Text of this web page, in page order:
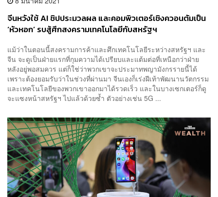
จีนหวังใช้ AI ชิปประมวลผล และคอมพิวเตอร์เชิงควอนตัมเป็น
‘หัวหอก’ รบสู้ศึกสงครามเทคโนโลยีกับสหรัฐฯ
แม้ว่าในตอนนี้สงครามการค้าและศึกเทคโนโลยีระหว่างสหรัฐฯ และ
จีน จะดูเป็นฝ่ายแรกที่กุมความได้เปรียบและแต้มต่อที่เหนือกว่าฝ่าย
หลังอยู่พอสมควร แต่ก็ใช่ว่าพวกเขาจะประมาทพญามังกรรายนี้ได้
เพราะต้องยอมรับว่าในช่วงที่ผ่านมา จีนเองก็เร่งฝีเท้าพัฒนานวัตกรรม
และเทคโนโลยีของพวกเขาออกมาได้รวดเร็ว และในบางเซกเตอร์ก็ดู
จะแซงหน้าสหรัฐฯ ไปแล้วด้วยซ้ำ ตัวอย่างเช่น 5G ...